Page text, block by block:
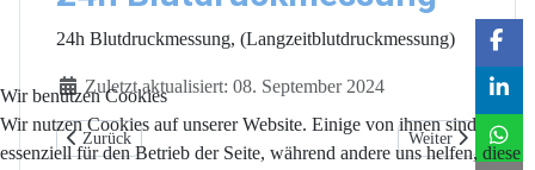
24h Blutdruckmessung, (Langzeitblutdruckmessung)
DetailsZuletzt aktualisiert: 08. September 2024
Vorheriger Beitrag: Ruhe-EKG, Lungenfunktionsdiagnostik
Zurück Nächster Beitrag:
Weiter
Wir benutzen Cookies
Wir nutzen Cookies auf unserer Website. Einige von ihnen sind
essenziell für den Betrieb der Seite, während andere uns helfen, diese